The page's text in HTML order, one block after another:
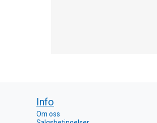
Info
Om oss